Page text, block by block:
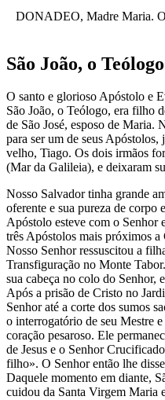
DONADEO, Madre Maria.
São João, o Teólogo
O santo e glorioso Apóstolo e
São João, o Teólogo, era filho
de São José, esposo de Maria.
para ser um de seus
velho, Tiago. Os dois irmãos
(Mar da Galileia), e deixaram
Nosso Salvador tinha grande
oferente e sua pureza de corpo
Apóstolo esteve com o Senhor
três Apóstolos mais próximos a
Nosso Senhor ressuscitou a
Transfiguração no Monte
sua cabeça no colo do Senhor,
Após a prisão de Cristo no
Senhor até a corte dos sumos
o interrogatório de seu Mestre
coração pesaroso. Ele
de Jesus e o Senhor
filho». O Senhor então lhe
Daquele momento em diante,
cuidou da Santa Virgem Maria